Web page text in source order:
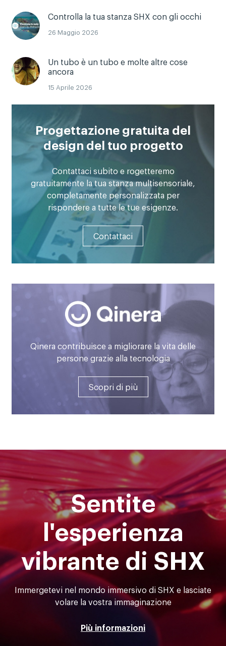
Controlla la tua stanza SHX con gli occhi
26 Maggio 2026
Un tubo è un tubo e molte altre cose
ancora
15 Aprile 2026
Progettazione gratuita del
design del tuo progetto
Contattaci subito e rogetteremo
gratuitamente la tua stanza multisensoriale,
completamente personalizzata per
rispondere a tutte le tue esigenze.
Contattaci
Qinera contribuisce a migliorare la vita delle
persone grazie alla tecnologia
Scopri di più
Sentite
l'esperienza
vibrante di SHX
Immergetevi nel mondo immersivo di SHX e lasciate
volare la vostra immaginazione
Più informazioni